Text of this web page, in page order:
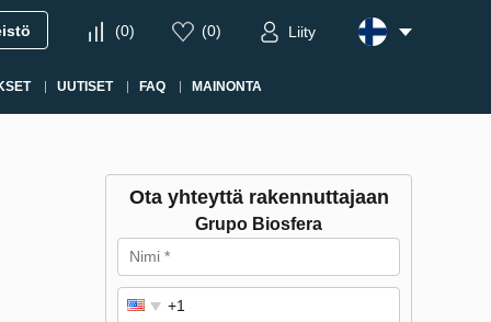
(0) (0) Liity
UUTISET FAQ MAINONTA
Ota yhteyttä rakennuttajaan
Grupo Biosfera